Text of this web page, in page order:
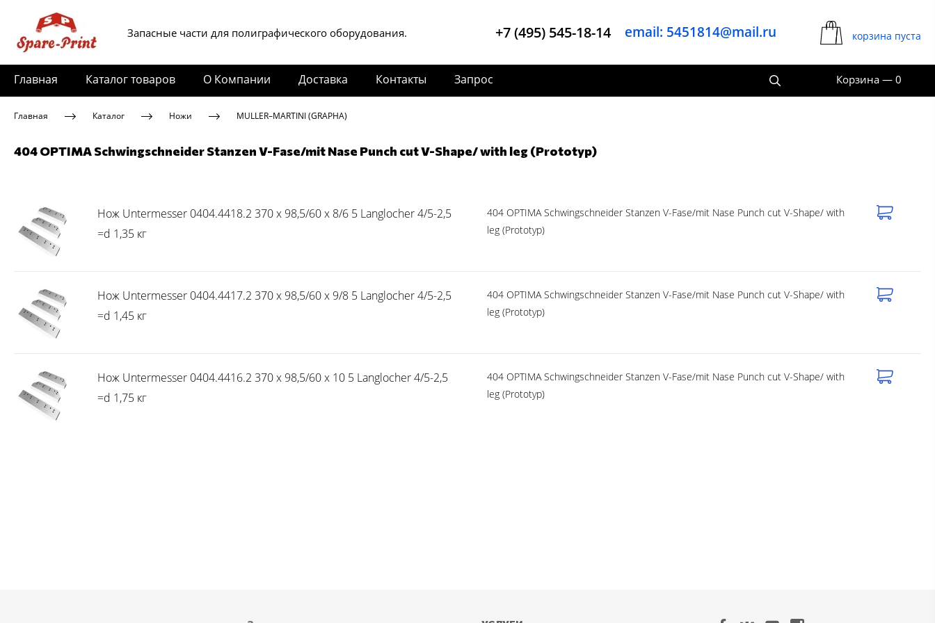
Запасные части для полиграфического оборудования. +7 (495) 545-18-14 email: 5451814@mail.ru корзина пуста
Главная Каталог товаров О Компании Доставка Контакты Запрос Корзина — 0
Главная Каталог Ножи MULLER–MARTINI (GRAPHA)
404 OPTIMA Schwingschneider Stanzen V-Fase/mit Nase Punch cut V-Shape/ with leg (Prototyp)
Нож Untermesser 0404.4418.2 370 x 98,5/60 x 8/6 5 Langlocher 4/5-2,5
=d 1,35 кг
404 OPTIMA Schwingschneider Stanzen V-Fase/mit Nase Punch cut V-Shape/ with
leg (Prototyp)
Нож Untermesser 0404.4417.2 370 x 98,5/60 x 9/8 5 Langlocher 4/5-2,5
=d 1,45 кг
404 OPTIMA Schwingschneider Stanzen V-Fase/mit Nase Punch cut V-Shape/ with
leg (Prototyp)
Нож Untermesser 0404.4416.2 370 x 98,5/60 x 10 5 Langlocher 4/5-2,5
=d 1,75 кг
404 OPTIMA Schwingschneider Stanzen V-Fase/mit Nase Punch cut V-Shape/ with
leg (Prototyp)